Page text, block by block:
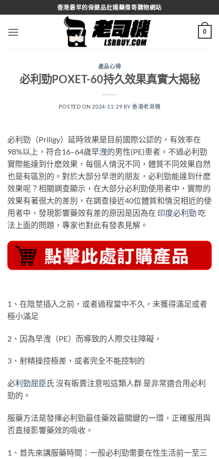
to
content
香港最早的保健品壯陽藥偉哥購物網站
0
產品心得
必利勁POXET-60持久效果真實大揭秘
POSTED ON 2024-11-29 BY香港老濕機
必利勁（Priligy）延時效果是目前國際公認的，有效率在
98%以上，符合16–64歲早洩的男性(PE)患者。不過必利勁
實際能達到什麽效果，每個人情況不同，體質不同效果自然
也是有區別的。對於大部分早泄的朋友，必利勁能達到什麽
效果呢？相關調查顯示，在大部分必利勁使用者中，實際的
效果有著很大的差別，在調查接近40位體質和情況相近的使
用者中，發現影響藥效有差的原因是因為在 印度必利勁 吃
法上面的問題，專家也對此有發表見解。
1、在陰莖插入之前，或者過程當中不久，未獲得滿足或者
極小滿足
2、因為早洩（PE）而導致的人際交往障礙，
3、射精操控極差，或者完全不能控制的
必利勁屈臣氏沒有販賣注意啦這類人群 是非常適合用必利
勁的。
服藥方法是發揮必利勁最佳藥效最關鍵的一環，正確服用與
否直接影響藥效的吸收。
1、首先來講服藥時間：一般必利勁需要在性生活前一至三